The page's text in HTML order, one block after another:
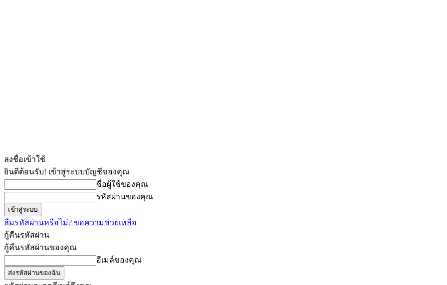
ลงชื่อเข้าใช้
ยินดีต้อนรับ! เข้าสู่ระบบบัญชีของคุณ
ชื่อผู้ใช้ของคุณ
รหัสผ่านของคุณ
ลืมรหัสผ่านหรือไม่? ขอความช่วยเหลือ
กู้คืนรหัสผ่าน
กู้คืนรหัสผ่านของคุณ
อีเมล์ของคุณ